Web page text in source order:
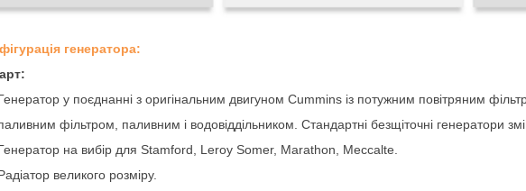
генератора:
у поєднанні з оригінальним двигуном Cummins із потужним повітряним
фільтром, паливним і водовіддільником. Стандартні безщіточні генератори
на вибір для Stamford, Leroy Somer, Marathon, Meccalte.
великого розміру.